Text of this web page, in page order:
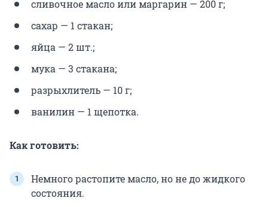
сливочное масло или маргарин — 200 г;
сахар — 1 стакан;
яйца — 2 шт.;
мука — 3 стакана;
разрыхлитель — 10 г;
ванилин — 1 щепотка.
Как готовить:
Немного растопите масло, но не до жидкого
состояния.